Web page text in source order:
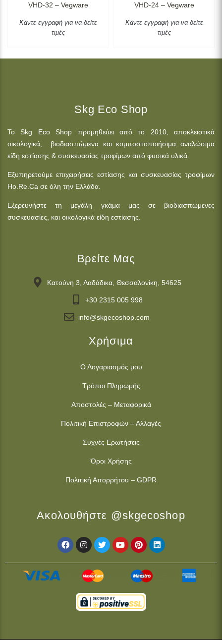
VHD-32 – Vegware
Κάντε εγγραφή για να δείτε
τιμές
VHD-24 – Vegware
Κάντε εγγραφή για να δείτε
τιμές
Skg Eco Shop
Το Skg Eco Shop προμηθεύει από το 2010, αποκλειστικά
οικολογικά, βιοδιασπώμενα και κομποστοποιήσιμα αναλώσιμα
είδη εστίασης & συσκευασίας τροφίμων από φυσικά υλικά.
Εξυπηρετούμε επιχειρήσεις εστίασης και συσκευασίας τροφίμων
Ho.Re.Ca σε όλη την Ελλάδα.
Εξερευνήστε τη μεγάλη γκάμα μας σε βιοδιασπώμενες
συσκευασίες, και οικολογικά είδη εστίασης.
Βρείτε Μας
Κατούνη 3, Λαδάδικα, Θεσσαλονίκη, 54625
+30 2315 005 998
info@skgecoshop.com
Χρήσιμα
Ο Λογαριασμός μου
Τρόποι Πληρωμής
Αποστολές – Μεταφορικά
Πολιτική Επιστροφών – Αλλαγές
Συχνές Ερωτήσεις
Όροι Χρήσης
Πολιτική Απορρήτου – GDPR
Ακολουθήστε @skgecoshop